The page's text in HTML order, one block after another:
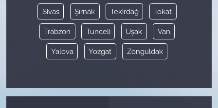
Sivas Şırnak Tekirdağ Tokat
Trabzon Tunceli Uşak Van
Yalova Yozgat Zonguldak